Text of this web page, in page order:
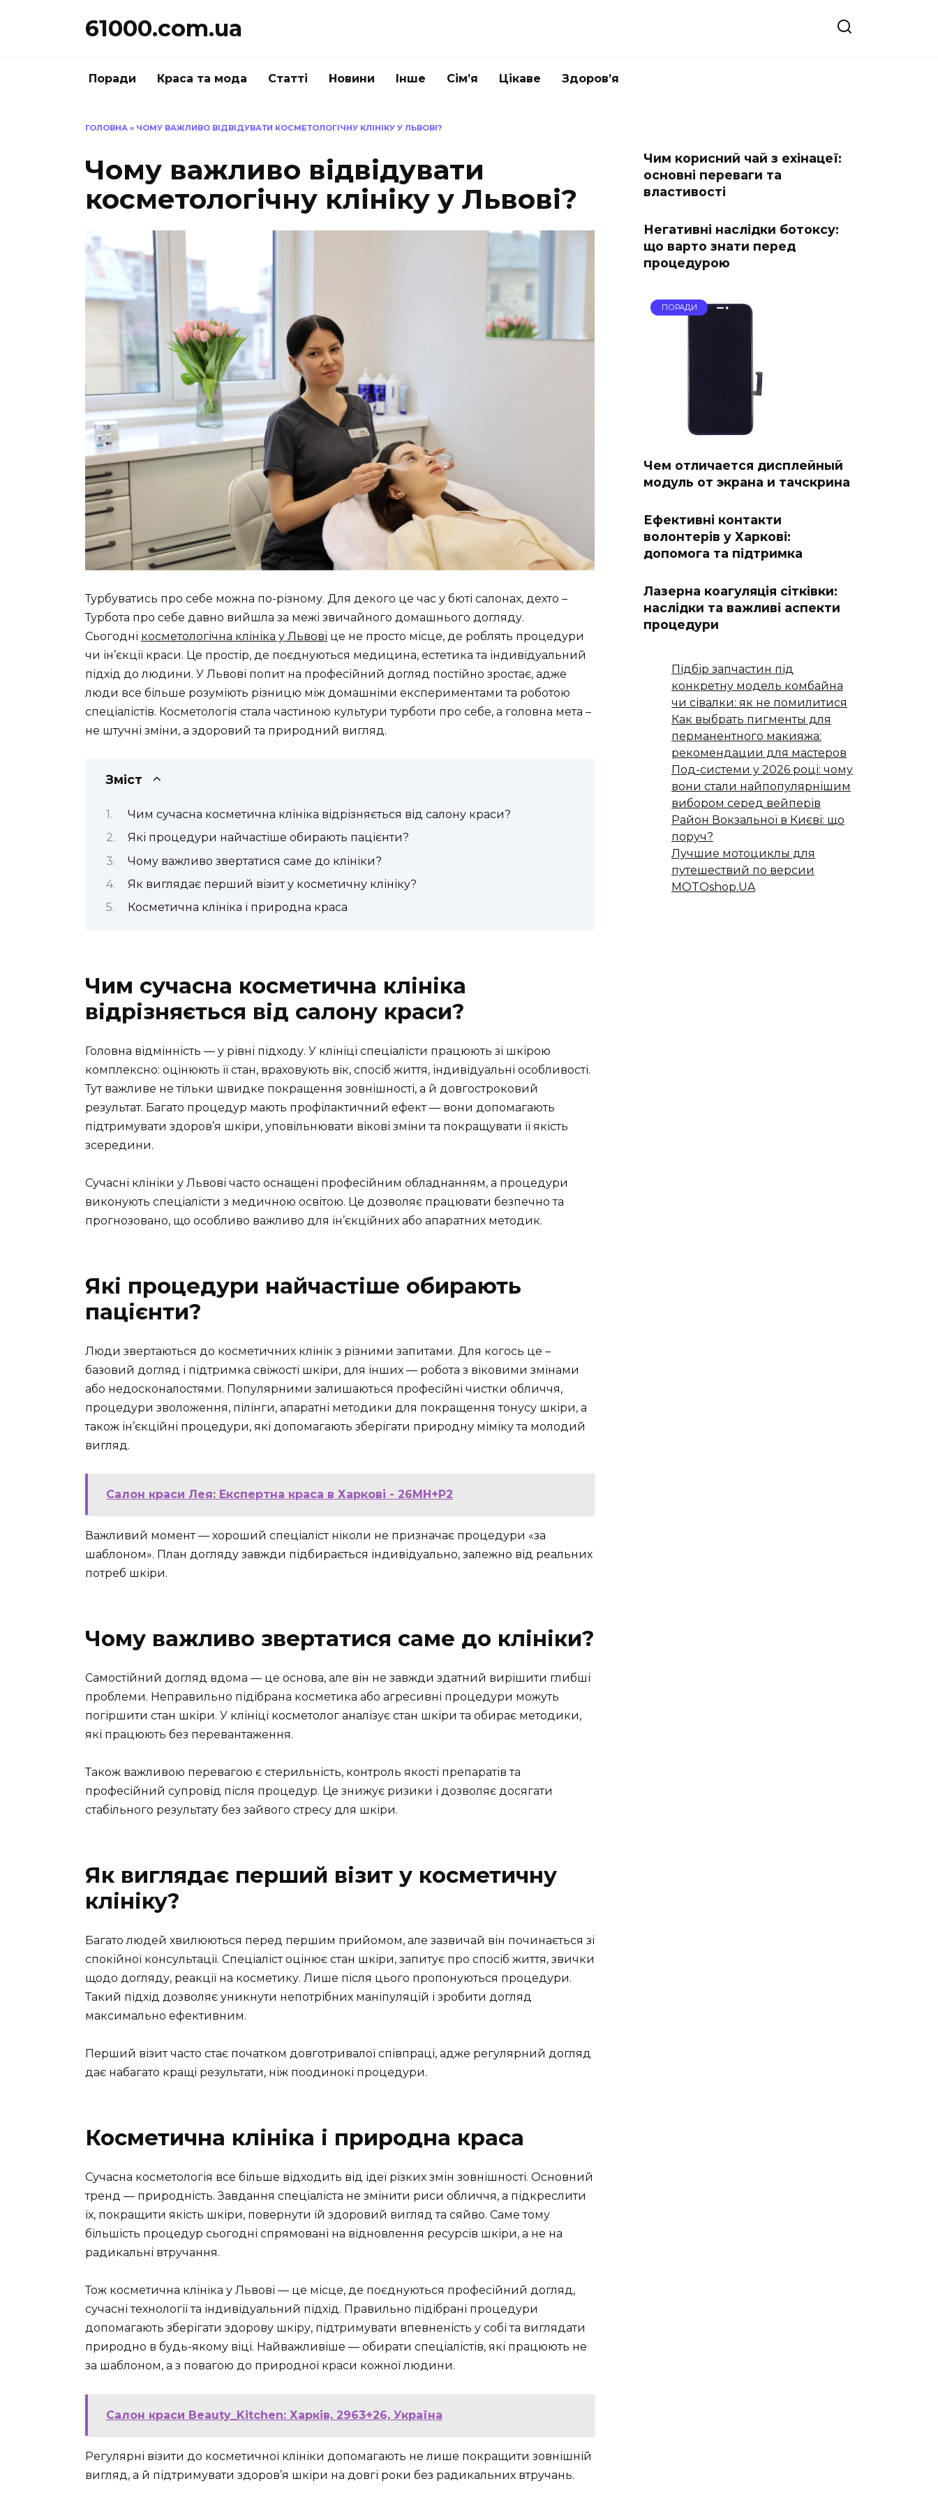
61000.com.ua
Поради Краса та мода Статті Новини Інше Сім’я Цікаве Здоров’я
ГОЛОВНА » ЧОМУ ВАЖЛИВО ВІДВІДУВАТИ КОСМЕТОЛОГІЧНУ КЛІНІКУ У ЛЬВОВІ?
Чому важливо відвідувати
косметологічну клініку у Львові?
Турбуватись про себе можна по-різному. Для декого це час у бюті салонах, дехто –
Турбота про себе давно вийшла за межі звичайного домашнього догляду.
Сьогодні косметологічна клініка у Львові це не просто місце, де роблять процедури
чи ін’єкції краси. Це простір, де поєднуються медицина, естетика та індивідуальний
підхід до людини. У Львові попит на професійний догляд постійно зростає, адже
люди все більше розуміють різницю між домашніми експериментами та роботою
спеціалістів. Косметологія стала частиною культури турботи про себе, а головна мета –
не штучні зміни, а здоровий та природний вигляд.
Зміст
Чим сучасна косметична клініка відрізняється від салону краси?
Які процедури найчастіше обирають пацієнти?
Чому важливо звертатися саме до клініки?
Як виглядає перший візит у косметичну клініку?
Косметична клініка і природна краса
Чим сучасна косметична клініка
відрізняється від салону краси?
Головна відмінність — у рівні підходу. У клініці спеціалісти працюють зі шкірою
комплексно: оцінюють її стан, враховують вік, спосіб життя, індивідуальні особливості.
Тут важливе не тільки швидке покращення зовнішності, а й довгостроковий
результат. Багато процедур мають профілактичний ефект — вони допомагають
підтримувати здоров’я шкіри, уповільнювати вікові зміни та покращувати її якість
зсередини.
Сучасні клініки у Львові часто оснащені професійним обладнанням, а процедури
виконують спеціалісти з медичною освітою. Це дозволяє працювати безпечно та
прогнозовано, що особливо важливо для ін’єкційних або апаратних методик.
Які процедури найчастіше обирають
пацієнти?
Люди звертаються до косметичних клінік з різними запитами. Для когось це –
базовий догляд і підтримка свіжості шкіри, для інших — робота з віковими змінами
або недосконалостями. Популярними залишаються професійні чистки обличчя,
процедури зволоження, пілінги, апаратні методики для покращення тонусу шкіри, а
також ін’єкційні процедури, які допомагають зберігати природну міміку та молодий
вигляд.
Салон краси Лея: Експертна краса в Харкові - 26MH+P2
Важливий момент — хороший спеціаліст ніколи не призначає процедури «за
шаблоном». План догляду завжди підбирається індивідуально, залежно від реальних
потреб шкіри.
Чому важливо звертатися саме до клініки?
Самостійний догляд вдома — це основа, але він не завжди здатний вирішити глибші
проблеми. Неправильно підібрана косметика або агресивні процедури можуть
погіршити стан шкіри. У клініці косметолог аналізує стан шкіри та обирає методики,
які працюють без перевантаження.
Також важливою перевагою є стерильність, контроль якості препаратів та
професійний супровід після процедур. Це знижує ризики і дозволяє досягати
стабільного результату без зайвого стресу для шкіри.
Як виглядає перший візит у косметичну
клініку?
Багато людей хвилюються перед першим прийомом, але зазвичай він починається зі
спокійної консультації. Спеціаліст оцінює стан шкіри, запитує про спосіб життя, звички
щодо догляду, реакції на косметику. Лише після цього пропонуються процедури.
Такий підхід дозволяє уникнути непотрібних маніпуляцій і зробити догляд
максимально ефективним.
Перший візит часто стає початком довготривалої співпраці, адже регулярний догляд
дає набагато кращі результати, ніж поодинокі процедури.
Косметична клініка і природна краса
Сучасна косметологія все більше відходить від ідеї різких змін зовнішності. Основний
тренд — природність. Завдання спеціаліста не змінити риси обличчя, а підкреслити
їх, покращити якість шкіри, повернути їй здоровий вигляд та сяйво. Саме тому
більшість процедур сьогодні спрямовані на відновлення ресурсів шкіри, а не на
радикальні втручання.
Тож косметична клініка у Львові — це місце, де поєднуються професійний догляд,
сучасні технології та індивідуальний підхід. Правильно підібрані процедури
допомагають зберігати здорову шкіру, підтримувати впевненість у собі та виглядати
природно в будь-якому віці. Найважливіше — обирати спеціалістів, які працюють не
за шаблоном, а з повагою до природної краси кожної людини.
Салон краси Beauty_Kitchen: Харків, 2963+26, Україна
Регулярні візити до косметичної клініки допомагають не лише покращити зовнішній
вигляд, а й підтримувати здоров’я шкіри на довгі роки без радикальних втручань.
Чим корисний чай з ехінацеї:
основні переваги та
властивості
Негативні наслідки ботоксу:
що варто знати перед
процедурою
ПОРАДИ
Чем отличается дисплейный
модуль от экрана и тачскрина
Ефективні контакти
волонтерів у Харкові:
допомога та підтримка
Лазерна коагуляція сітківки:
наслідки та важливі аспекти
процедури
Підбір запчастин під
конкретну модель комбайна
чи сівалки: як не помилитися
Как выбрать пигменты для
перманентного макияжа:
рекомендации для мастеров
Под-системи у 2026 році: чому
вони стали найпопулярнішим
вибором серед вейперів
Район Вокзальної в Києві: що
поруч?
Лучшие мотоциклы для
путешествий по версии
MOTOshop.UA